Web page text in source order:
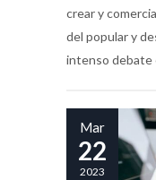
crear y
del popular y
intenso debate
Mar
22
2023